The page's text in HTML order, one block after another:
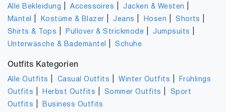
Alle Bekleidung |Accessoires |Jacken & Westen
Mäntel Kostüme & Blazer |Jeans Hosen |Shorts
Shirts & Tops Pullover & Strickmode |Jumpsuits
Unterwäsche & Bademäntel |Schuhe
Outfits Kategorien
Alle Outfits Casual Outfits |Winter Outfits
Frühlings
Outfits
Herbst Outfits Sommer Outfits
Sport
Outfits
Business Outfits